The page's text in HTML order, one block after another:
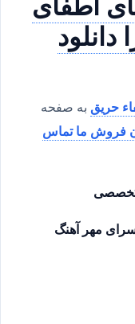
حریقبه صفحه
فروش ما تماس
تخصصی
مهر آهنگ